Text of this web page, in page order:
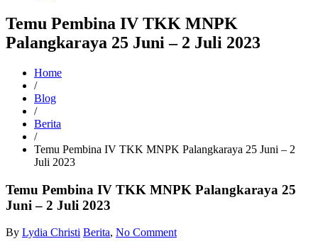
Temu Pembina IV TKK MNPK
Palangkaraya 25 Juni – 2 Juli 2023
Home
/
Blog
/
Berita
/
Temu Pembina IV TKK MNPK Palangkaraya 25 Juni – 2
Juli 2023
Temu Pembina IV TKK MNPK Palangkaraya 25
Juni – 2 Juli 2023
By Lydia Christi Berita, No Comment